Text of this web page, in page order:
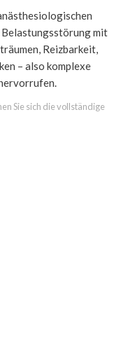
mit
Reizbarkeit,
– also komplexe
Sie sich die vollständige